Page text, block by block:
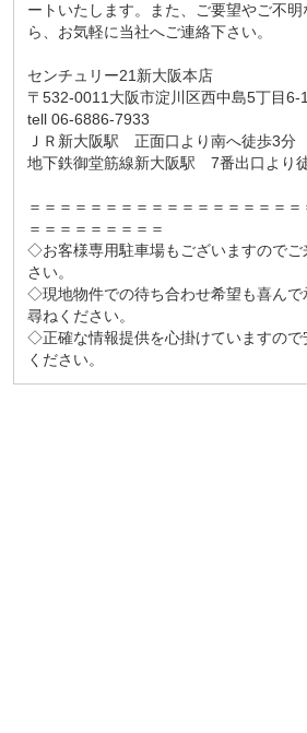
ートいたします。また、ご要望やご不
ら、お気軽に当社へご連絡下さい。
センチュリー21新大阪本店
〒532-0011大阪市淀川区西中島5丁目6-
tell 06-6886-7933
ＪＲ新大阪駅 正面口より南へ徒歩3分
地下鉄御堂筋線新大阪駅 7番出口より
＝＝＝＝＝＝＝＝＝＝＝＝＝＝＝＝＝
＝＝＝＝＝＝＝＝＝
◇お客様専用駐車場もございますのでご
さい。
◇現地物件での待ち合わせ希望も喜んで
尋ねください。
◇正確な情報提供を心掛けていますので
ください。